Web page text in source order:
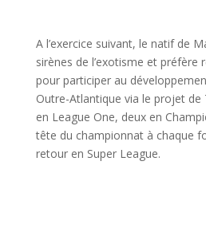
A l’exercice suivant, le natif de
sirènes de l’exotisme et préfère
pour participer au dé
Outre-Atlantique via le projet
en League One, deux en
tête du championnat à chaque
retour en Super League.